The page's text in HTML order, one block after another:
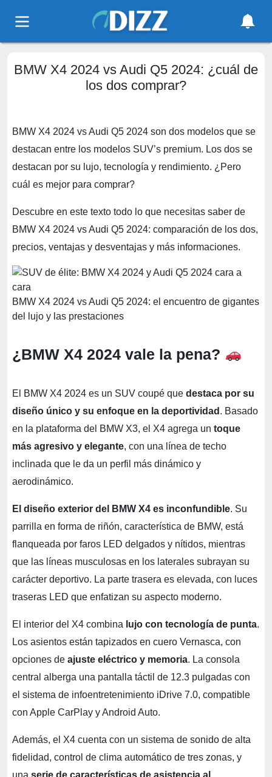
BMW X4 2024 vs Audi Q5 2024: ¿cuál de
los dos comprar?
BMW X4 2024 vs Audi Q5 2024 son dos modelos que se
destacan entre los modelos SUV’s premium. Los dos se
destacan por su lujo, tecnología y rendimiento. ¿Pero
cuál es mejor para comprar?
Descubre en este texto todo lo que necesitas saber de
BMW X4 2024 vs Audi Q5 2024: comparación de los dos,
precios, ventajas y desventajas y más informaciones.
BMW X4 2024 vs Audi Q5 2024: el encuentro de gigantes
del lujo y las prestaciones
¿BMW X4 2024 vale la pena?
El BMW X4 2024 es un SUV coupé que destaca por su
diseño único y su enfoque en la deportividad . Basado
en la plataforma del BMW X3, el X4 agrega un toque
más agresivo y elegante, con una línea de techo
inclinada que le da un perfil más dinámico y
aerodinámico.
El diseño exterior del BMW X4 es inconfundible. Su
parrilla en forma de riñón, característica de BMW, está
flanqueada por faros LED delgados y nítidos, mientras
que las líneas musculosas en los laterales subrayan su
carácter deportivo. La parte trasera es elevada, con luces
traseras LED que enfatizan su aspecto moderno.
El interior del X4 combina lujo con tecnología de punta.
Los asientos están tapizados en cuero Vernasca, con
opciones de ajuste eléctrico y memoria. La consola
central alberga una pantalla táctil de 12.3 pulgadas con
el sistema de infoentretenimiento iDrive 7.0, compatible
con Apple CarPlay y Android Auto.
Además, el X4 cuenta con un sistema de sonido de alta
fidelidad, control de clima automático de tres zonas, y
una serie de características de asistencia al